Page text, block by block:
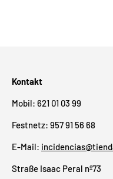
Kontakt
Mobil: 621 01 03 99
Festnetz: 957 91 56 68
E-Mail:
Straße Isaac Peral nº73